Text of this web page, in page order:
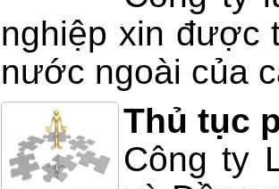
nghiệp xin được
nước ngoài của
Thủ tục
Công ty